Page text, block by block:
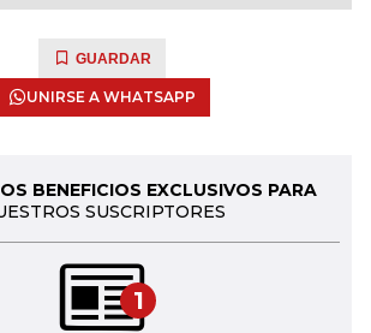
GUARDAR
UNIRSE A WHATSAPP
BENEFICIOS EXCLUSIVOS PARA
SUSCRIPTORES
1